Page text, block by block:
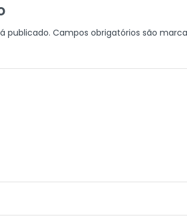
publicado. Campos obrigatórios são